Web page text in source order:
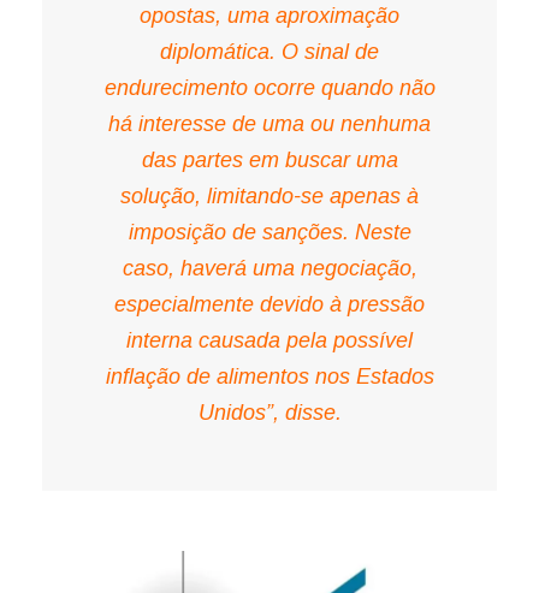
opostas, uma aproximação
diplomática. O sinal de
endurecimento ocorre quando não
há interesse de uma ou nenhuma
das partes em buscar uma
solução, limitando-se apenas à
imposição de sanções. Neste
caso, haverá uma negociação,
especialmente devido à pressão
interna causada pela possível
inflação de alimentos nos Estados
Unidos”, disse.